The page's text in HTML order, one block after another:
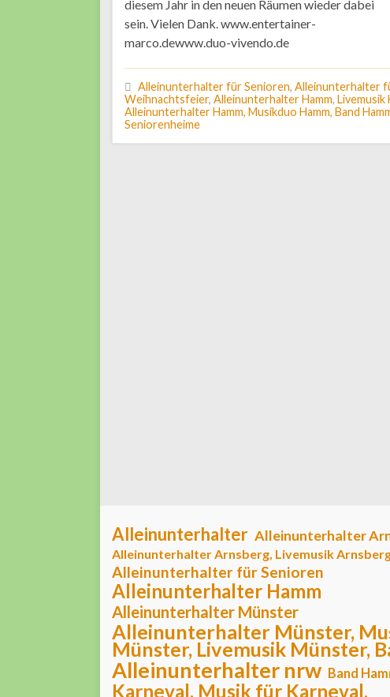
diesem Jahr in den neuen Räumen wieder dabei
sein. Vielen Dank. www.entertainer-
marco.dewww.duo-vivendo.de
Alleinunterhalter für Senioren, Alleinunterhalter
Weihnachtsfeier, Alleinunterhalter Hamm, Livemusik
Alleinunterhalter Hamm, Musikduo Hamm, Band
Seniorenheime
Alleinunterhalter Alleinunterhalter
Alleinunterhalter Arnsberg, Livemusik
Alleinunterhalter für Senioren
Alleinunterhalter Hamm
Alleinunterhalter Münster
Alleinunterhalter Münster,
Münster, Livemusik Münster,
Alleinunterhalter nrw Band
Karneval, Musik für Karneval,